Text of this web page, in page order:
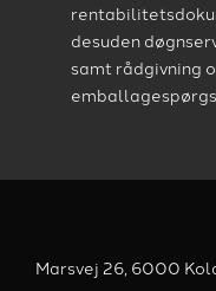
desuden
samt rådgivning
Marsvej 26, 6000